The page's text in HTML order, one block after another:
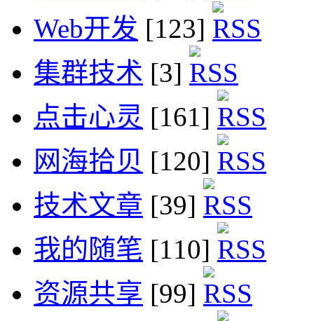
Web开发 [123]
集群技术 [3]
点击心灵 [161]
网海拾贝 [120]
技术文章 [39]
我的随笔 [110]
资源共享 [99]